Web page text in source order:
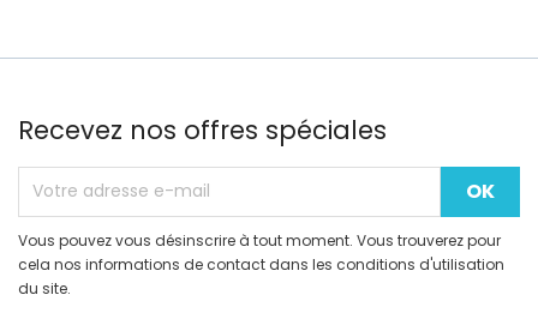
Recevez nos offres spéciales
Vous pouvez vous désinscrire à tout moment. Vous trouverez pour
cela nos informations de contact dans les conditions d'utilisation
du site.